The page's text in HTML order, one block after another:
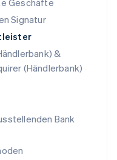
Geschäfte
Signatur
&
(Händlerbank)
Bank